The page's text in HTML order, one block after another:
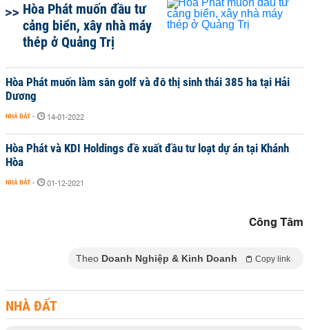
Hòa Phát muốn đầu tư
cảng biển, xây nhà máy
thép ở Quảng Trị
Hòa Phát muốn làm sân golf và đô thị sinh thái 385 ha tại Hải
Dương
NHÀ ĐẤT - 14-01-2022
Hòa Phát và KDI Holdings đề xuất đầu tư loạt dự án tại Khánh
Hòa
NHÀ ĐẤT - 01-12-2021
Công Tâm
Theo Doanh Nghiệp & Kinh Doanh Copy link
NHÀ ĐẤT